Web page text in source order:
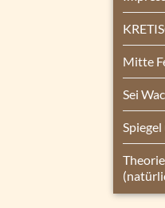
Mitte
Sei
Spiegel